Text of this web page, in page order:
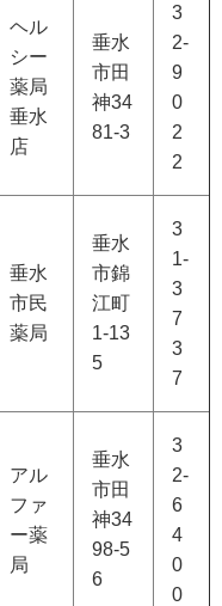
ヘル
シー
薬局
垂水
店
垂水
市田
神34
81-3
3
2-
9
0
2
2
垂水
市民
薬局
垂水
市錦
江町
1-13
5
3
1-
3
7
3
7
アル
ファ
ー薬
局
垂水
市田
神34
98-5
6
3
2-
6
4
0
0